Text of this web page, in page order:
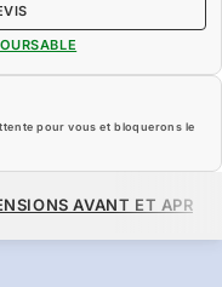
pour vous et bloquerons le
AVANT ET APRÈS